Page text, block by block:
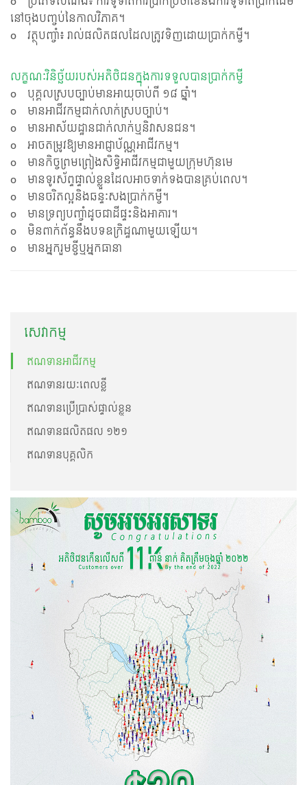
នៅចុងបញ្ចប់នៃកាលវិភាគ។
o វត្ថុបញ្ចាំ៖ រាល់ផលិតផលដែលត្រូវទិញដោយប្រាក់កម្ចី។
លក្ខណៈវិនិច្ឆ័យរបស់អតិថិជនក្នុងការទទួលបានប្រាក់កម្ចី
o បុគ្គលស្របច្បាប់មានអាយុចាប់ពី ១៨ ឆ្នាំ។
o មានអាជីវកម្មជាក់លាក់ស្របច្បាប់។
o មានអាស័យដ្ឋានជាក់លាក់ឬនិវាសនជន។
o អាចតម្រូវឱ្យមានអាជ្ញាប័ណ្ណអាជីវកម្ម។
o មានកិច្ចព្រមព្រៀងសិទ្ធិអាជីវកម្មជាមួយក្រុមហ៊ុនមេ
o មានទូរស័ព្ទផ្ទាល់ខ្លួនដែលអាចទាក់ទងបានគ្រប់ពេល។
o មានចរិតល្អនិងឆន្ទៈសងប្រាក់កម្ចី។
o មានទ្រព្យបញ្ចាំដូចជាដីផ្ទះនិងអាគារ។
o មិនពាក់ព័ន្ធនឹងបទឧក្រិដ្ឋណាមួយឡើយ។
o មានអ្នករួមខ្ចីឬអ្នកធានា
សេវាកម្ម
ឥណទានអាជីវកម្ម
ឥណទានរយៈពេលខ្លី
ឥណទានប្រើប្រាស់ផ្ទាល់ខ្លួន
ឥណទានផលិតផល ១២១
ឥណទានបុគ្គលិក